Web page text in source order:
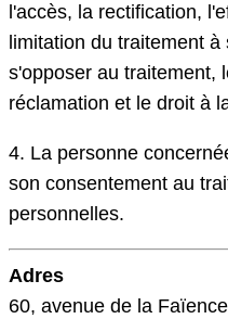
l'accès, la rectification,
limitation du traitement
s'opposer au traitement,
réclamation et le droit à
4. La personne
son consentement au
personnelles.
Adres
60, avenue de la